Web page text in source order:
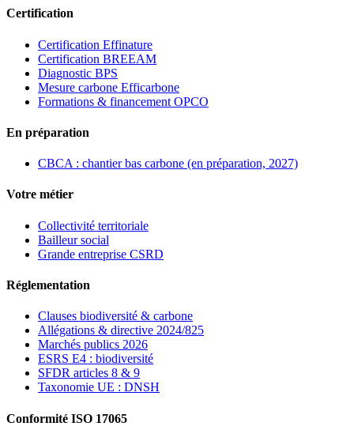
Certification
Certification Effinature
Certification BREEAM
Diagnostic BPS
Mesure carbone Efficarbone
Formations & financement OPCO
En préparation
CBCA : chantier bas carbone (en préparation, 2027)
Votre métier
Collectivité territoriale
Bailleur social
Grande entreprise CSRD
Réglementation
Clauses biodiversité & carbone
Allégations & directive 2024/825
Marchés publics 2026
ESRS E4 : biodiversité
SFDR articles 8 & 9
Taxonomie UE : DNSH
Conformité ISO 17065